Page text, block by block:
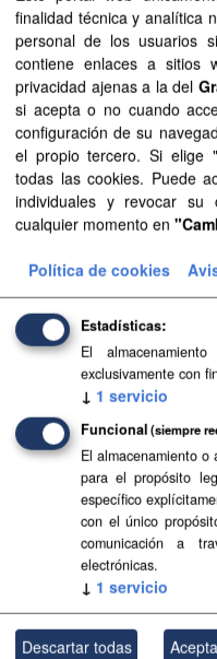
Planeamiento
Planeamiento
Tuineje . Esta
Gobierno de Canarias y
del...
SIPU PDF HTML FIP
Planeamiento
Adeje . Esta información
Gobierno de Canarias y
del...
SIPU PDF HTML FIP
Planeamiento
Planeamiento
Pinar . Esta
Gobierno de Canarias
Planeamiento de
Canaria
finalidad técnica y analítica
personal de los usuarios
contiene enlaces a sitios
privacidad ajenas a la del
si acepta o no cuando
configuración de su
el propio tercero. Si elige
todas las cookies. Puede
individuales y revocar su
cualquier momento en
Política de cookies
Estadísticas
El
exclusivamente con
↓ 1 servicio
Funcional (siempre
El almacenamiento o
para el propósito
específico
con el único
comunicación a
electrónicas.
↓ 1 servicio
Descartar todas